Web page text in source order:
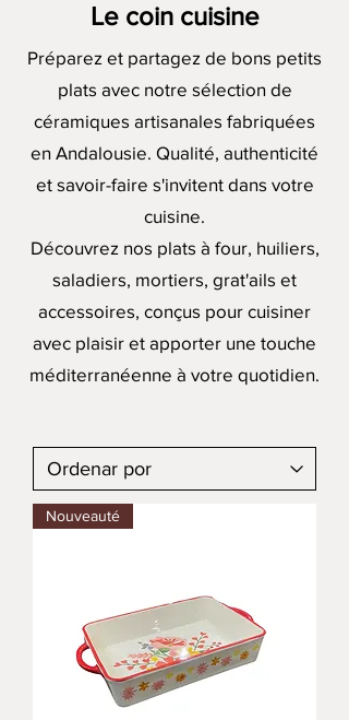
Le coin cuisine
Préparez et partagez de bons petits
plats avec notre sélection de
céramiques artisanales fabriquées
en Andalousie. Qualité, authenticité
et savoir-faire s'invitent dans votre
cuisine.
Découvrez nos plats à four, huiliers,
saladiers, mortiers, grat'ails et
accessoires, conçus pour cuisiner
avec plaisir et apporter une touche
méditerranéenne à votre quotidien.
Nouveauté